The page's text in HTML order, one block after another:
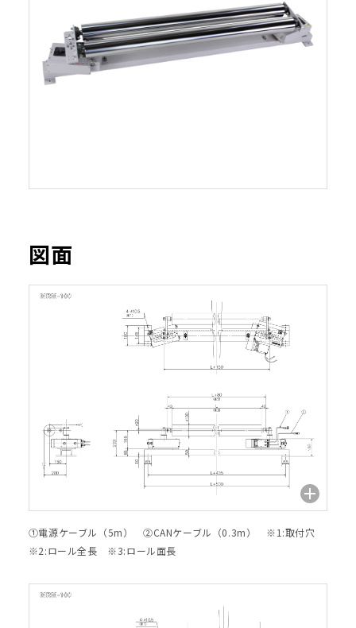
図面
①電源ケーブル（5m） ②CANケーブル（0.3m） ※1:取付穴
※2:ロール全長 ※3:ロール面長